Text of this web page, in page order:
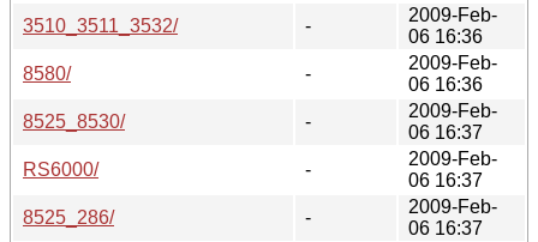
3510_3511_3532/
-
2009-Feb-
06 16:36
8580/
-
2009-Feb-
06 16:36
8525_8530/
-
2009-Feb-
06 16:37
RS6000/
-
2009-Feb-
06 16:37
8525_286/
-
2009-Feb-
06 16:37